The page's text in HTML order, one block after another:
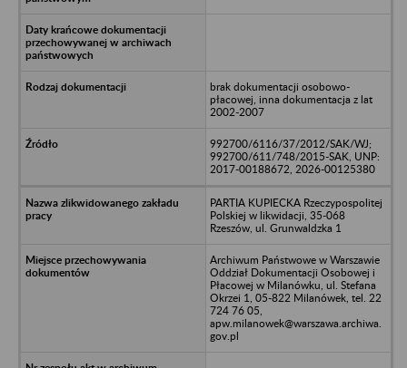
brak dokumentacji osobowo-
płacowej, inna dokumentacja z lat
2002-2007
992700/6116/37/2012/SAK/WJ;
992700/611/748/2015-SAK, UNP:
2017-00188672, 2026-00125380
PARTIA KUPIECKA Rzeczypospolitej
Polskiej w likwidacji, 35-068
Rzeszów, ul. Grunwaldzka 1
Archiwum Państwowe w Warszawie
Oddział Dokumentacji Osobowej i
Płacowej w Milanówku, ul. Stefana
Okrzei 1, 05-822 Milanówek, tel. 22
724 76 05,
apw.milanowek@warszawa.archiwa.
gov.pl